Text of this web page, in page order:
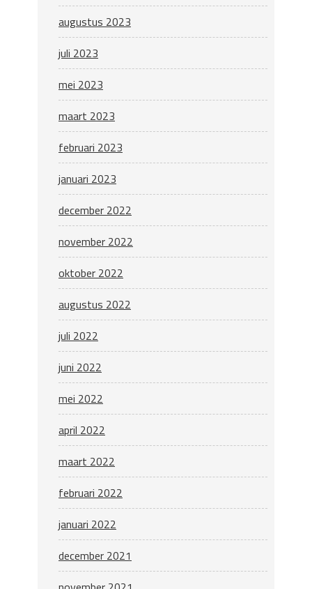
augustus 2023
juli 2023
mei 2023
maart 2023
februari 2023
januari 2023
december 2022
november 2022
oktober 2022
augustus 2022
juli 2022
juni 2022
mei 2022
april 2022
maart 2022
februari 2022
januari 2022
december 2021